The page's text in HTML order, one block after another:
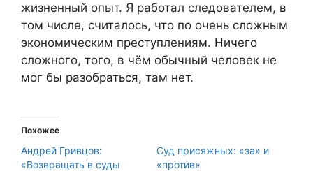
жизненный опыт. Я работал следователем, в
том числе, считалось, что по очень сложным
экономическим преступлениям. Ничего
сложного, того, в чём обычный человек не
мог бы разобраться, там нет.
Похожее
Андрей Гривцов:
«Возвращать в суды
Суд присяжных: «за» и
«против»